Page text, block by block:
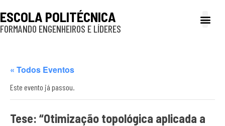
ESCOLA POLITÉCNICA
FORMANDO ENGENHEIROS E LÍDERES
« Todos Eventos
Este evento já passou.
Tese: “Otimização topológica aplicada a